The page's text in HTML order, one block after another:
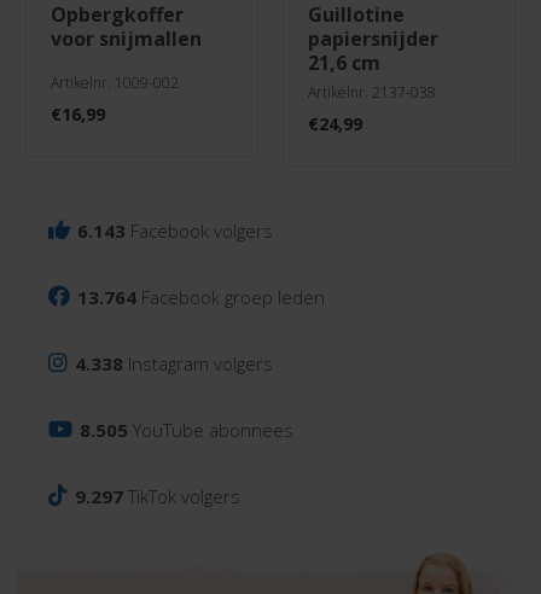
opbergkoffer
voor snijmallen
Artikelnr. 1009-002
€16,99
guillotine
papiersnijder
21,6 cm
Artikelnr. 2137-038
€24,99
6.143 Facebook volgers
13.764 Facebook groep leden
4.338 Instagram volgers
8.505 YouTube abonnees
9.297 TikTok volgers